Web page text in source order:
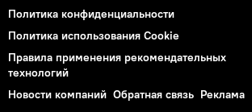
Политика конфиденциальности
Политика использования Cookie
Правила применения рекомендательных
технологий
Новости компаний Обратная связь Реклама